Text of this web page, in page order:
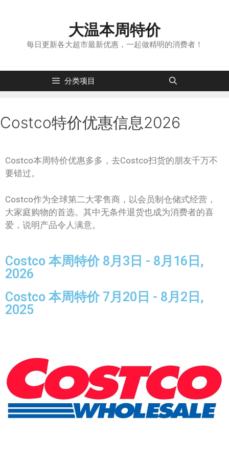
大温本周特价
每日更新各大超市最新优惠，一起做精明的消费者！
分类项目
Costco特价优惠信息2026
Costco本周特价优惠多多，去Costco扫货的朋友千万不
要错过。
Costco作为全球第二大零售商，以会员制仓储式经营，
大家庭购物的首选。其中无条件退货也成为消费者的喜
爱，说明产品令人满意。
Costco 本周特价 8月3日 - 8月16日,
2026
Costco 本周特价 7月20日 - 8月2日,
2025